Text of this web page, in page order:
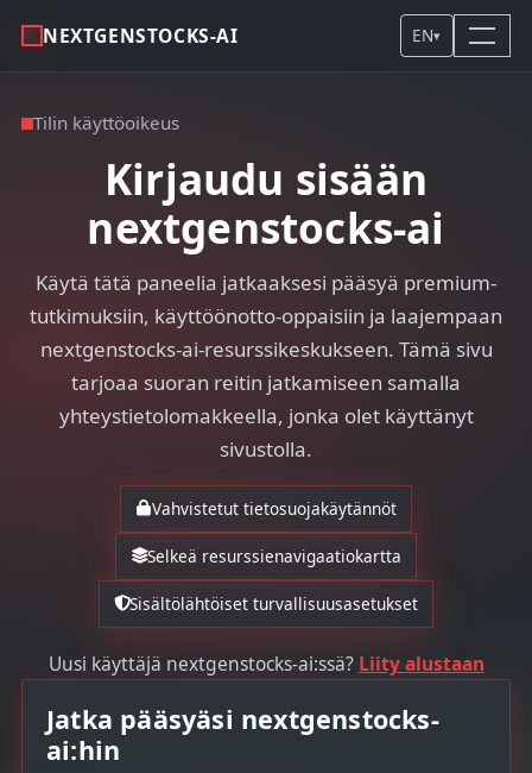
NEXTGENSTOCKS-AI EN▾
Tilin käyttöoikeus
Kirjaudu sisään
nextgenstocks-ai
Käytä tätä paneelia jatkaaksesi pääsyä premium-
tutkimuksiin, käyttöönotto-oppaisiin ja laajempaan
nextgenstocks-ai-resurssikeskukseen. Tämä sivu
tarjoaa suoran reitin jatkamiseen samalla
yhteystietolomakkeella, jonka olet käyttänyt
sivustolla.
Vahvistetut tietosuojakäytännöt
Selkeä resurssienavigaatiokartta
Sisältölähtöiset turvallisuusasetukset
Uusi käyttäjä nextgenstocks-ai:ssä? Liity alustaan
Jatka pääsyäsi nextgenstocks-
ai:hin